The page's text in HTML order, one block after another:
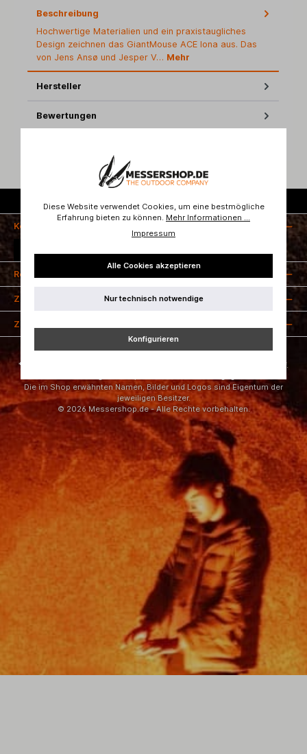
Beschreibung
Hochwertige Materialien und ein praxistaugliches
Design zeichnen das GiantMouse ACE Iona aus. Das
von Jens Ansø und Jesper V… Mehr
Hersteller
Bewertungen
Kontakt
Rechtliches
Zahlungsarten
Zertifizierung
* Alle Preise inkl. gesetzl. Mehrwertsteuer zzgl.
und ggf.
Die im Shop erwähnten Namen, Bilder und Logos sind Eigentum der
jeweiligen Besitzer.
© 2026 Messershop.de - Alle Rechte vorbehalten.
Diese Website verwendet Cookies, um eine bestmögliche
Erfahrung bieten zu können. Mehr Informationen ...
Impressum
Alle Cookies akzeptieren
Nur technisch notwendige
Konfigurieren